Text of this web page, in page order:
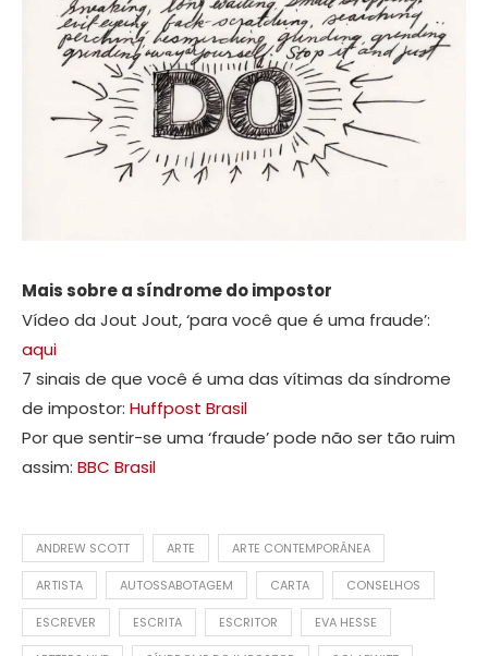
Mais sobre a síndrome do impostor
Vídeo da Jout Jout, ‘para você que é uma fraude’:
aqui
7 sinais de que você é uma das vítimas da síndrome
de impostor: Huffpost Brasil
Por que sentir-se uma ‘fraude’ pode não ser tão ruim
assim: BBC Brasil
ANDREW SCOTT ARTE ARTE CONTEMPORÂNEA
ARTISTA AUTOSSABOTAGEM CARTA CONSELHOS
ESCREVER ESCRITA ESCRITOR EVA HESSE